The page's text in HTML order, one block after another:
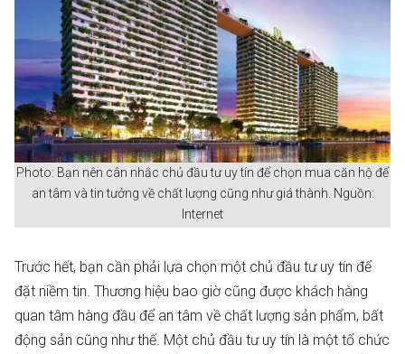
Photo: Bạn nên cân nhắc chủ đầu tư uy tín để chọn mua căn hộ để
an tâm và tin tưởng về chất lượng cũng như giá thành. Nguồn:
Internet
Trước hết, bạn cần phải lựa chọn một chủ đầu tư uy tín để
đặt niềm tin. Thương hiệu bao giờ cũng được khách hàng
quan tâm hàng đầu để an tâm về chất lượng sản phẩm, bất
động sản cũng như thế. Một chủ đầu tư uy tín là một tổ chức